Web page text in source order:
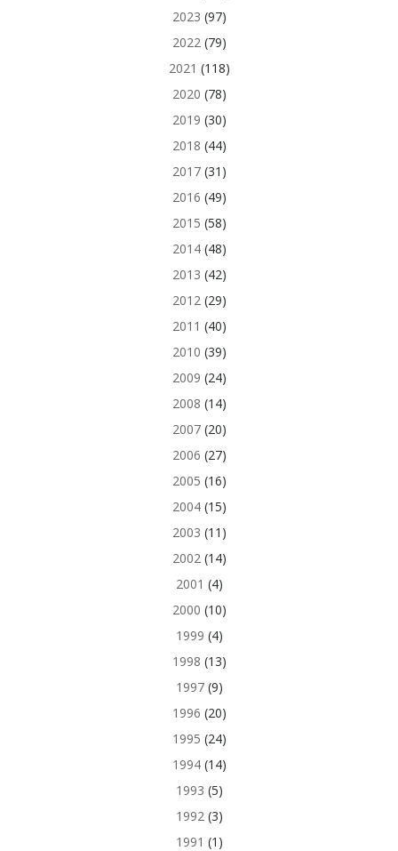
2023 (97)
2022 (79)
2021 (118)
2020 (78)
2019 (30)
2018 (44)
2017(31)
2016 (49)
2015 (58)
2014(48)
2013 (42)
2012 (29)
2011 (40)
2010 (39)
2009 (24)
2008 (14)
2007(20)
2006 (27)
2005 (16)
2004(15)
2003 (11)
2002 (14)
2001 (4)
2000 (10)
1999 (4)
1998 (13)
1997(9)
1996 (20)
1995 (24)
1994(14)
1993 (5)
1992 (3)
1991 (1)